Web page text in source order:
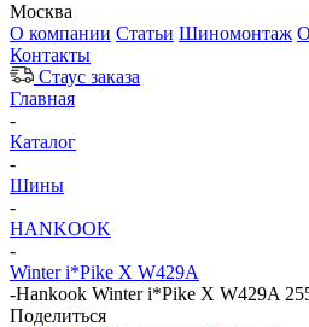
Москва
О компании Статьи Шиномонтаж
Контакты
Стаус заказа
Главная
-
Каталог
-
Шины
-
HANKOOK
-
Winter i*Pike X W429A
-Hankook Winter i*Pike X W429A
Поделиться